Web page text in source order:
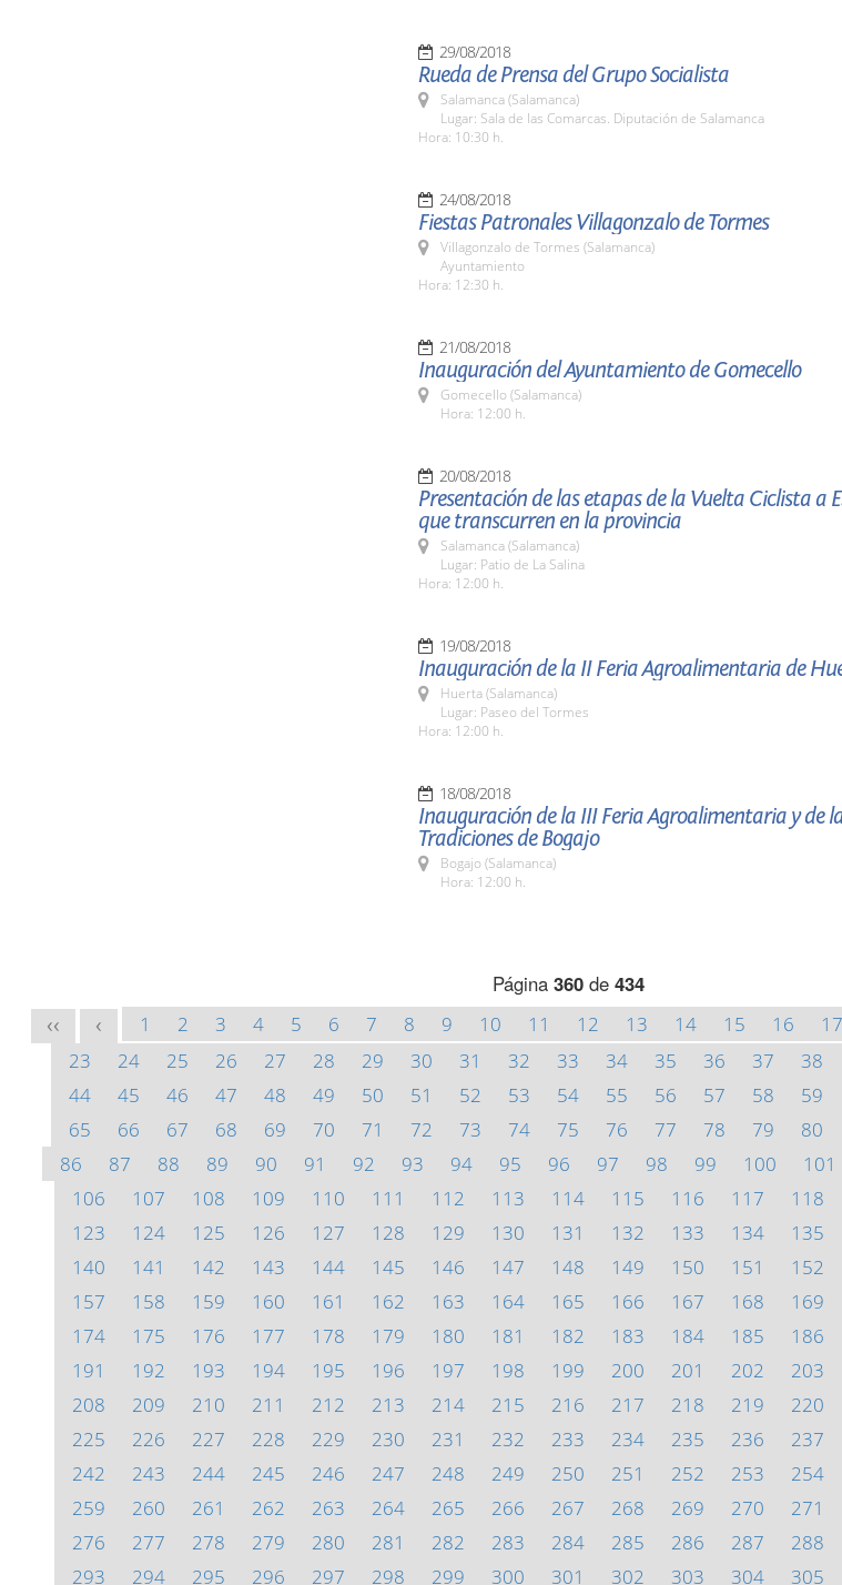
29/08/2018
Rueda de Prensa del Grupo Socialista
Salamanca (Salamanca)
Lugar: Sala de las Comarcas. Diputación de Salamanca
Hora: 10:30 h.
24/08/2018
Fiestas Patronales Villagonzalo de Tormes
Villagonzalo de Tormes (Salamanca)
Ayuntamiento
Hora: 12:30 h.
21/08/2018
Inauguración del Ayuntamiento de Gomecello
Gomecello (Salamanca)
Hora: 12:00 h.
20/08/2018
Presentación de las etapas de la Vuelta Ciclista a
que transcurren en la provincia
Salamanca (Salamanca)
Lugar: Patio de La Salina
Hora: 12:00 h.
19/08/2018
Inauguración de la II Feria Agroalimentaria de
Huerta (Salamanca)
Lugar: Paseo del Tormes
Hora: 12:00 h.
18/08/2018
Inauguración de la III Feria Agroalimentaria y de
Tradiciones de Bogajo
Bogajo (Salamanca)
Hora: 12:00 h.
Página 360de 434
<< < 1 2 3 4 5 6 7 8 9 10 11 12 13 14 15 16 17
23
24 25 26 27 28 29 30 31 32 33 34 35 36 37 38
44
45 46 47 48 49 50 51 52 53 54 55 56 57 58 59
65
66 67 68 69 70 71 72 73 74 75 76 77 78 79 80
86
87 88 89 90 91 92 93 94 95 96 97 98 99 100 101
106
107 108 109 110 111 112 113 114 115 116 117 118
123
124 125 126 127 128 129 130 131 132 133 134 135
140
141 142 143 144 145 146 147 148 149 150 151 152
157
158 159 160 161 162 163 164 165 166 167 168 169
174
175 176 177 178 179 180 181 182 183 184 185 186
191
192 193 194 195 196 197 198 199 200 201 202 203
208
209 210 211 212 213 214 215 216 217 218 219 220
225
226 227 228 229 230 231 232 233 234 235 236 237
242
243 244 245 246 247 248 249 250 251 252 253 254
259
260 261 262 263 264 265 266 267 268 269 270 271
276
277 278 279 280 281 282 283 284 285 286 287 288
293
294 295 296 297 298 299 300 301 302 303 304 305